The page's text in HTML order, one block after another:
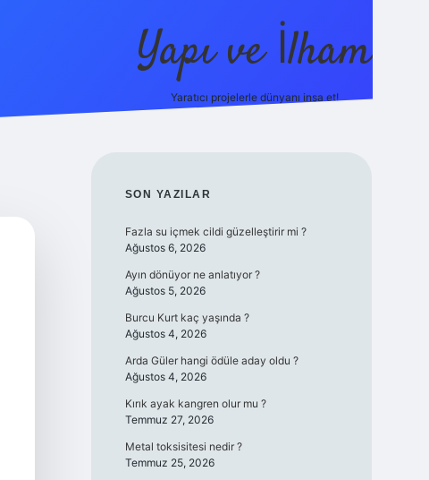
Yapı ve İlham
Yaratıcı projelerle dünyanı inşa et!
SIDEBAR
SON YAZILAR
Fazla su içmek cildi güzelleştirir mi ?
Ağustos 6, 2026
Ayın dönüyor ne anlatıyor ?
Ağustos 5, 2026
Burcu Kurt kaç yaşında ?
Ağustos 4, 2026
Arda Güler hangi ödüle aday oldu ?
Ağustos 4, 2026
Kırık ayak kangren olur mu ?
Temmuz 27, 2026
Metal toksisitesi nedir ?
Temmuz 25, 2026